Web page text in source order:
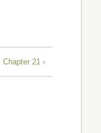
Chapter 21 ›